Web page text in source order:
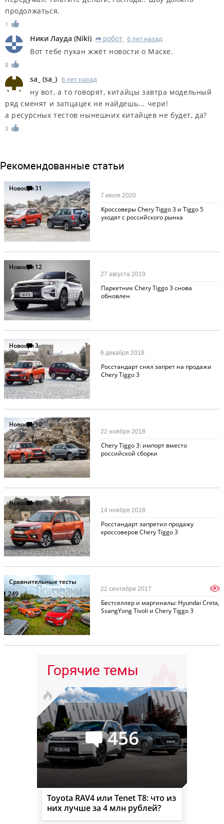
продолжаться.
1
Ники Лауда (Niki) R робот 6 лет назад
Вот тебе пукан жжёт новости о Маске.
8
sa_ (sa_ ) 6 лет назад
ну вот, а то говорят, китайцы завтра модельный
ряд сменят и запцацек не найдешь... чери!
а ресурсных тестов нынешних китайцев не будет, да?
3
Рекомендованные статьи
Новости31
Кроссоверы Chery Tiggo 3 и Tiggo 5
уходят с российского рынка
7 июля 2020
Новости12
Паркетник Chery Tiggo 3 снова
обновлен
27 августа 2019
Новости3
Росстандарт снял запрет на продажи
Chery Tiggo 3
6 декабря 2018
Новости10
Chery Tiggo 3: импорт вместо
российской сборки
22 ноября 2018
Новости49
Росстандарт запретил продажу
кроссоверов Chery Tiggo 3
14 ноября 2018
Сравнительные тесты
249
Бестселлер и маргиналы: Hyundai Creta,
SsangYong Tivoli и Chery Tiggo 3
22 сентября 2017 p
Горячие темы
456
Toyota RAV4 или Tenet T8: что из
них лучше за 4 млн рублей?